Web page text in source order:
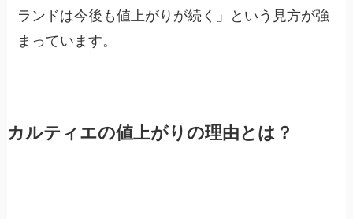
ランドは今後も値上がりが続く」という見方が強
まっています。
カルティエの値上がりの理由とは？